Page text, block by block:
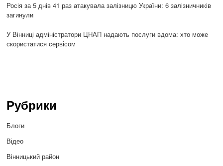
Росія за 5 днів 41 раз атакувала залізницю України: 6 залізничників
загинули
У Вінниці адміністратори ЦНАП надають послуги вдома: хто може
скористатися сервісом
Рубрики
Блоги
Відео
Вінницький район